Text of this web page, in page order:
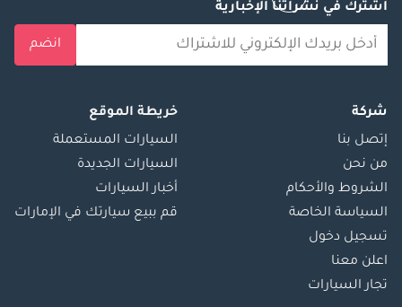
اشترك في نشراتنا الإخبارية
انضم
شركة
إتصل بنا
من نحن
الشروط والأحكام
السياسة الخاصة
تسجيل دخول
اعلن معنا
تجار السيارات
خريطة الموقع
السيارات المستعملة
السيارات الجديدة
أخبار السيارات
قم ببيع سيارتك في الإمارات